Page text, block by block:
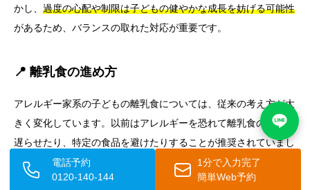
かし、 過度の心配や制限は子どもの健やかな成長を妨げる可能性
があるため、バランスの取れた対応が重要です。
📍 離乳食の進め方
アレルギー家系の子どもの離乳食については、従来の考え方が大
きく変化しています。以前はアレルギーを恐れて離乳食の開始を
遅らせたり、特定の食品を避けたりすることが推奨されていまし
たが、現在では適切な時期に多様な食品を導入することが推奨さ
れています。
電話予約
0120-140-144
1分で入力完了
簡単Web予約